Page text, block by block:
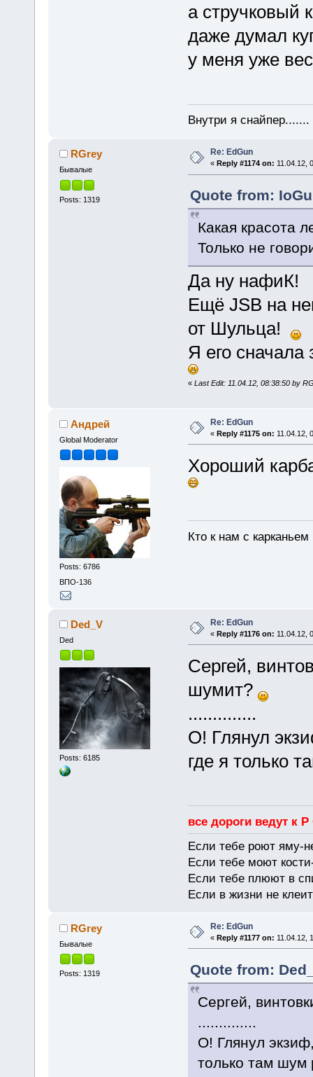
а стручковый
даже думал
у меня уже
Внутри я
RGrey
Бывалые
Posts: 1319
Re: EdGun
« Reply #1174 on: 11.04.12,
Quote from:
Какая красота
Только не
Да ну нафиК!
Ещё JSB на
от Шульца!
Я его
« Last Edit: 11.04.12, 08:38:50 by
Андрей
Global Moderator
Posts: 6786
ВПО-136
Re: EdGun
« Reply #1175 on: 11.04.12,
Хороший
Кто к нам с
Ded_V
Ded
Posts: 6185
Re: EdGun
« Reply #1176 on: 11.04.12,
Сергей,
шумит?
..............
О! Глянул
где я только
все дороги ведут к
Если тебе роют яму-
Если тебе моют
Если тебе плюют в
Если в жизни не
RGrey
Бывалые
Posts: 1319
Re: EdGun
« Reply #1177 on: 11.04.12,
Quote from:
Сергей,
О! Глянул
только там